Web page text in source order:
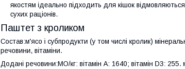
якостям ідеально підходить для кішок
сухих раціонів.
Паштет з кроликом
Состав:м'ясо і субпродукти (у том числі кролик)
речовини, вітаміни.
Додані речовини:МО/кг: вітамін A: 1640; вітамін D3: